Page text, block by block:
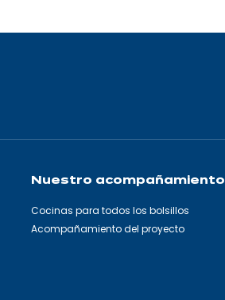
Nuestro acompañamiento
Cocinas para todos los bolsillos
Acompañamiento del proyecto